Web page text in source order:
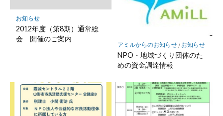
お知らせ
2012年度（第8期）通常総
会 開催のご案内
アミルからのお知らせ/ お知らせ
NPO・地域づくり団体のた
めの資金調達情報